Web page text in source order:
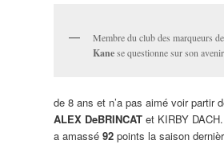
Membre du club des marqueurs
Kanese questionne sur son
de 8 ans et n’a pas aimé voir partir
ALEX DeBRINCATet KIRBY
a amassé 92points la saison